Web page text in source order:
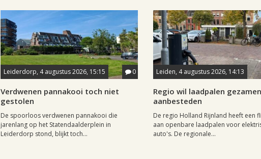
Leiderdorp, 4 augustus 2026, 15:15 0
Verdwenen pannakooi toch niet
gestolen
De spoorloos verdwenen pannakooi die
jarenlang op het Statendaalderplein in
Leiderdorp stond, blijkt toch...
Leiden, 4 augustus 2026, 14:13
Regio wil laadpalen
aanbesteden
De regio Holland Rijnland heeft een
aan openbare laadpalen voor
auto's. De regionale...